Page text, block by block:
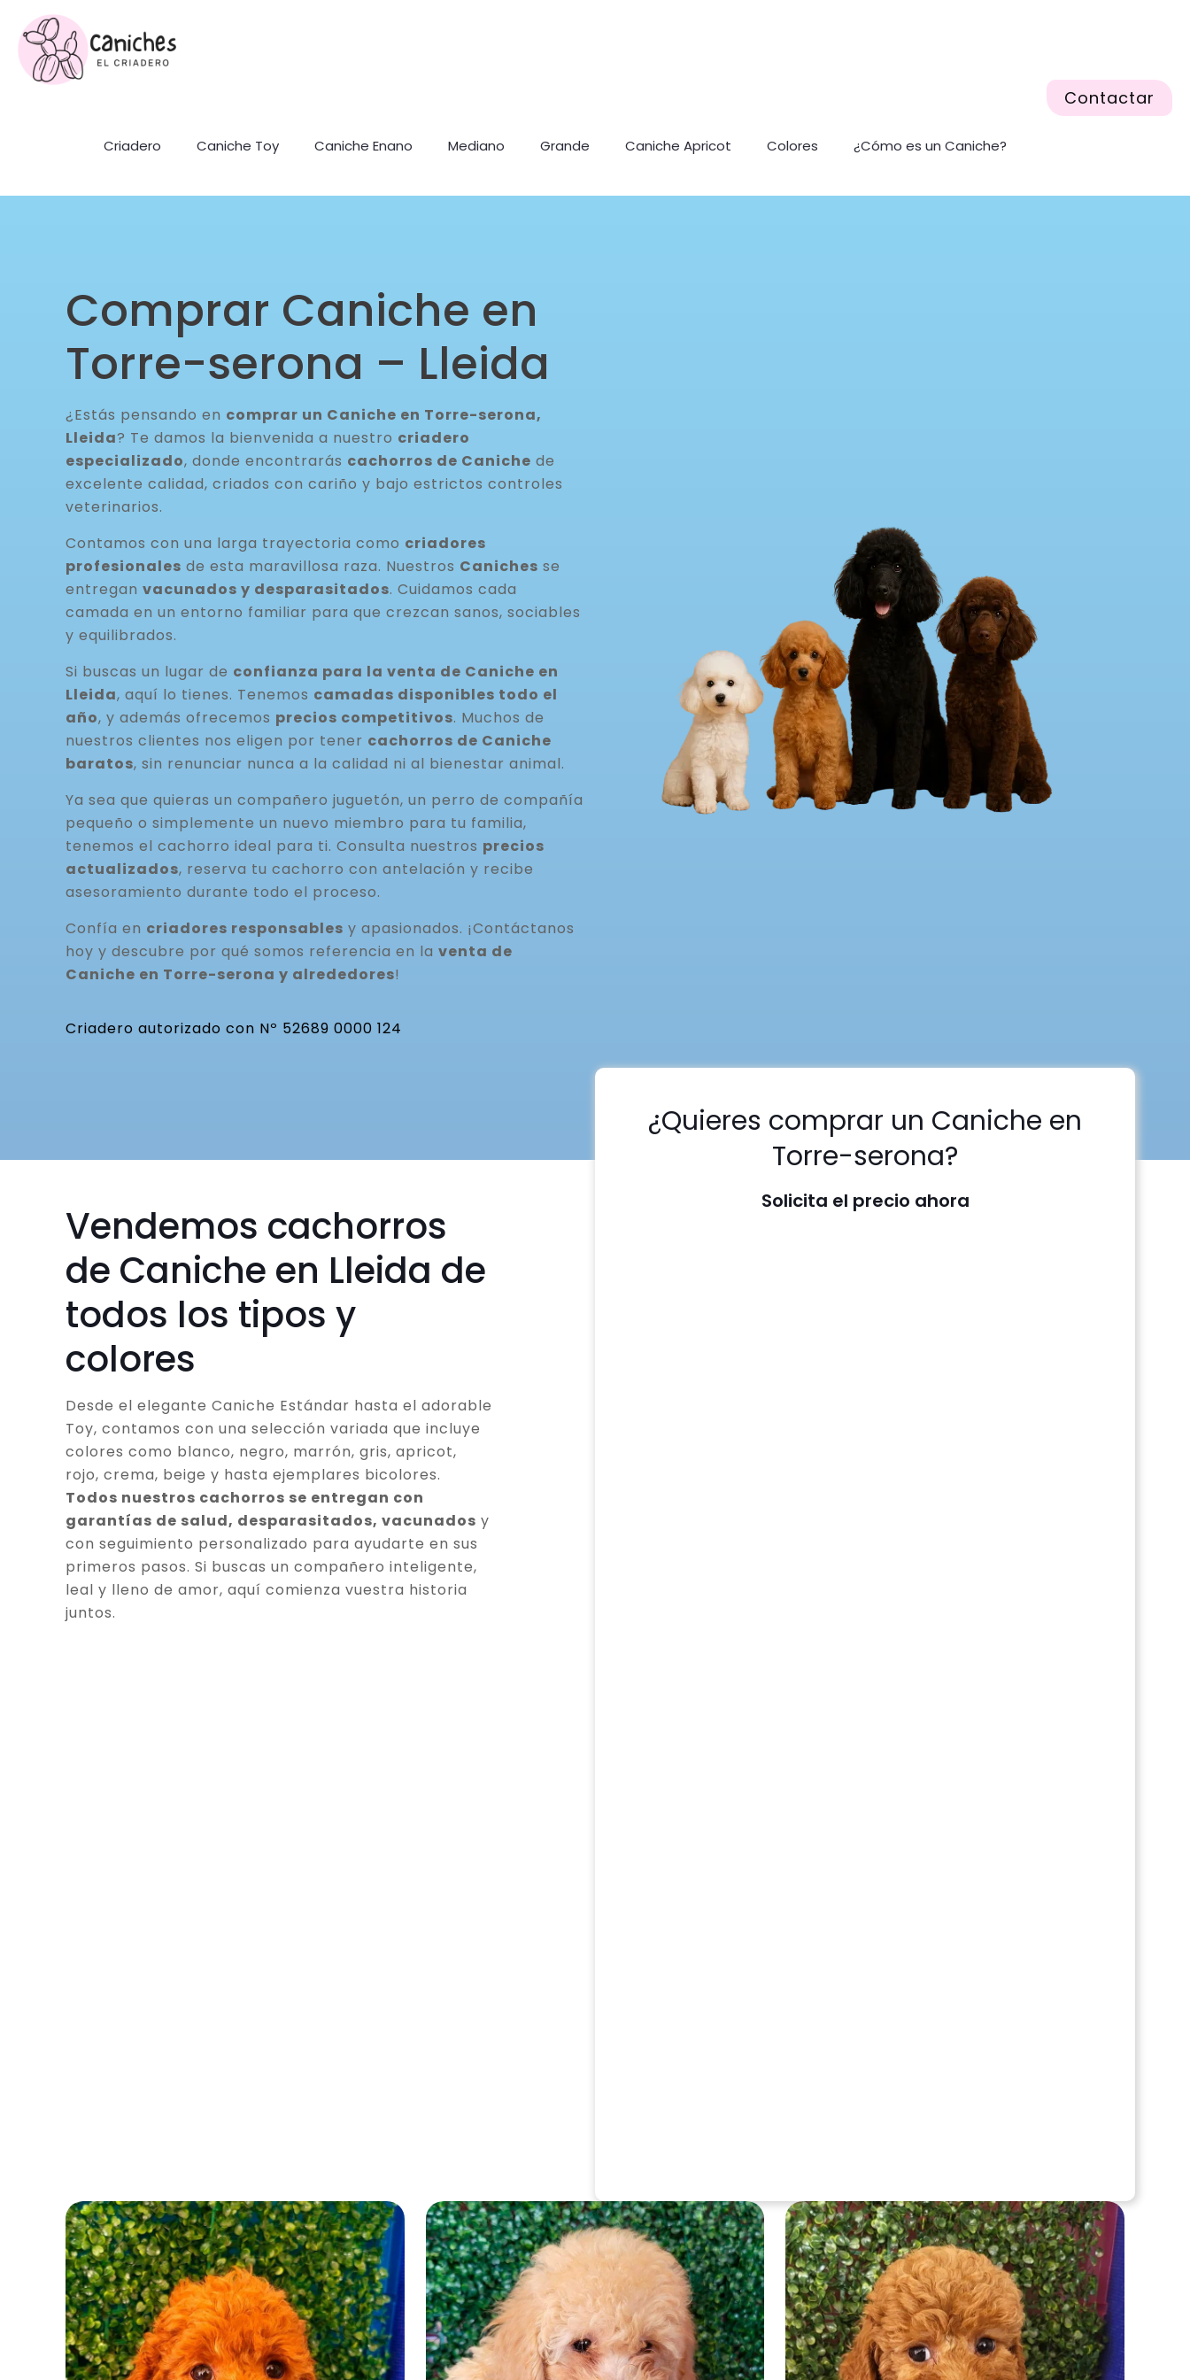
Criadero Caniche Toy Caniche Enano Mediano Grande Caniche Apricot Colores ¿Cómo es un Caniche?
Contactar
Comprar Caniche en
Torre-serona – Lleida
¿Estás pensando en comprar un Caniche en Torre-serona,
Lleida? Te damos la bienvenida a nuestro criadero
especializado, donde encontrarás cachorros de Caniche de
excelente calidad, criados con cariño y bajo estrictos controles
veterinarios.
Contamos con una larga trayectoria como criadores
profesionales de esta maravillosa raza. Nuestros Caniches se
entregan vacunados y desparasitados. Cuidamos cada
camada en un entorno familiar para que crezcan sanos, sociables
y equilibrados.
Si buscas un lugar de confianza para la venta de Caniche en
Lleida, aquí lo tienes. Tenemos camadas disponibles todo el
año, y además ofrecemos precios competitivos. Muchos de
nuestros clientes nos eligen por tener cachorros de Caniche
baratos, sin renunciar nunca a la calidad ni al bienestar animal.
Ya sea que quieras un compañero juguetón, un perro de compañía
pequeño o simplemente un nuevo miembro para tu familia,
tenemos el cachorro ideal para ti. Consulta nuestros precios
actualizados, reserva tu cachorro con antelación y recibe
asesoramiento durante todo el proceso.
Confía en criadores responsables y apasionados. ¡Contáctanos
hoy y descubre por qué somos referencia en la venta de
Caniche en Torre-serona y alrededores!
Criadero autorizado con Nº 52689 0000 124
Vendemos cachorros
de Caniche en Lleida de
todos los tipos y
colores
Desde el elegante Caniche Estándar hasta el adorable
Toy, contamos con una selección variada que incluye
colores como blanco, negro, marrón, gris, apricot,
rojo, crema, beige y hasta ejemplares bicolores.
Todos nuestros cachorros se entregan con
garantías de salud, desparasitados, vacunados y
con seguimiento personalizado para ayudarte en sus
primeros pasos. Si buscas un compañero inteligente,
leal y lleno de amor, aquí comienza vuestra historia
juntos.
¿Quieres comprar un Caniche en
Torre-serona?
Solicita el precio ahora